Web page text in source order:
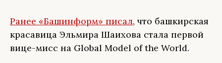
Ранее «Башинформ» писал, что башкирская
красавица Эльмира Шаихова стала первой
вице-мисс на Global Model of the World.